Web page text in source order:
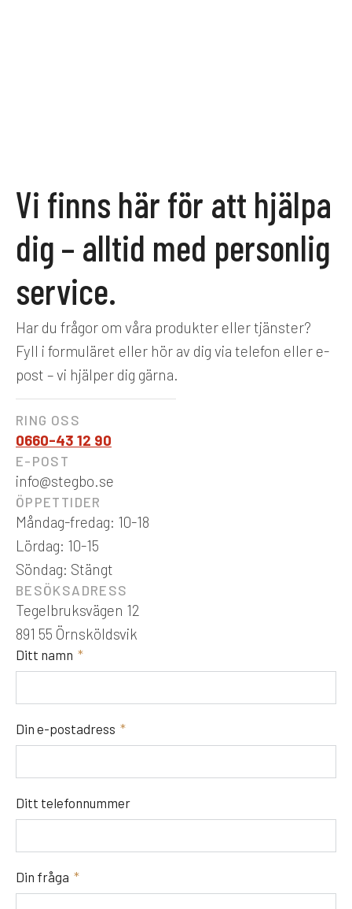
Vi finns här för att hjälpa
dig – alltid med personlig
service.
Har du frågor om våra produkter eller tjänster?
Fyll i formuläret eller hör av dig via telefon eller e-
post – vi hjälper dig gärna.
RING OSS
0660-43 12 90
E-POST
info@stegbo.se
ÖPPETTIDER
Måndag-fredag: 10-18
Lördag: 10-15
Söndag: Stängt
BESÖKSADRESS
Tegelbruksvägen 12
891 55 Örnsköldsvik
Ditt namn
Din e-postadress
Ditt telefonnummer
Din fråga